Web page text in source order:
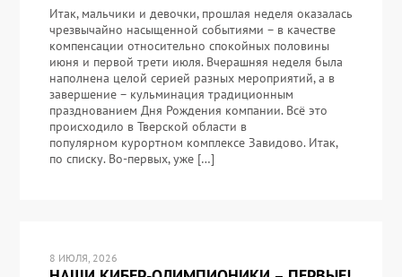
Итак, мальчики и девочки, прошлая неделя оказалась
чрезвычайно насыщенной событиями – в качестве
компенсации относительно спокойных половины
июня и первой трети июля. Вчерашняя неделя была
наполнена целой серией разных мероприятий, а в
завершение – кульминация традиционным
празднованием Дня Рождения компании. Всё это
происходило в Тверской области в
популярном курортном комплексе Завидово. Итак,
по списку. Во-первых, уже […]
8 ИЮЛЯ, 2026